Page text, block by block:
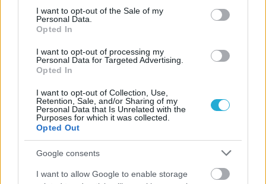
consent section.
I want to opt-out of the Sale of my
Personal Data.
Opted In
I want to opt-out of processing my
Personal Data for Targeted Advertising.
Opted In
I want to opt-out of Collection, Use,
Retention, Sale, and/or Sharing of my
Personal Data that Is Unrelated with the
Purposes for which it was collected.
Opted Out
Google consents
I want to allow Google to enable storage
Αναγνώριση και σεβασμός
οι σημαντικότερες νίκες του